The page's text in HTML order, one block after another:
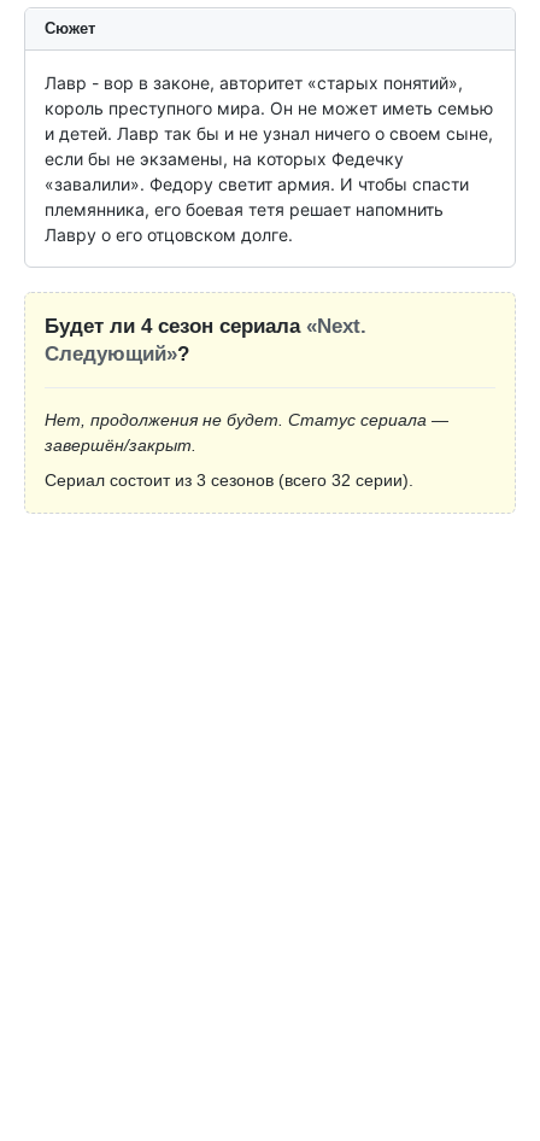
Сюжет
Лавр - вор в законе, авторитет «старых понятий»,
король преступного мира. Он не может иметь семью
и детей. Лавр так бы и не узнал ничего о своем сыне,
если бы не экзамены, на которых Федечку
«завалили». Федору светит армия. И чтобы спасти
племянника, его боевая тетя решает напомнить
Лавру о его отцовском долге.
Будет ли 4 сезон сериала «Next.
Следующий»?
Нет, продолжения не будет. Статус сериала —
завершён/закрыт.
Сериал состоит из 3 сезонов (всего 32 серии).